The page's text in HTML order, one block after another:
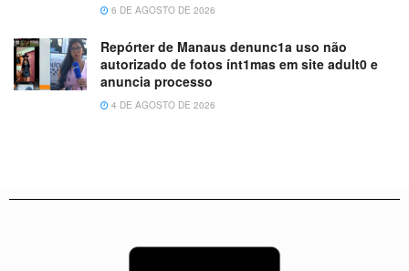
6 DE AGOSTO DE 2026
Repórter de Manaus denunc1a uso não
autorizado de fotos ínt1mas em site adult0 e
anuncia processo
4 DE AGOSTO DE 2026